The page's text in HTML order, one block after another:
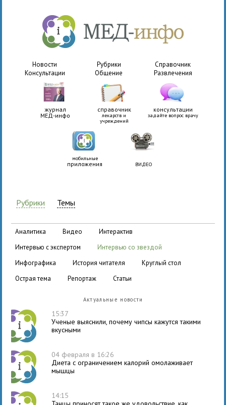
Новости Рубрики
Справочник
Консультации
Общение Развлечения
журнал
МЕД-инфо
справочник
лекарств и
учреждений
консультации
задайте вопрос врачу
мобильные
приложения ВИДЕО
Рубрики Темы
аналитика видео
интерактив
интервью с экспертом
интервью со звездой
инфографика
история читателя
круглый стол
острая тема
репортаж статьи
Актуальные новости
15:37
Ученые выяснили, почему чипсы кажутся такими
вкусными
04 февраля в 16:26
Диета с ограничением калорий омолаживает
мышцы
14:15